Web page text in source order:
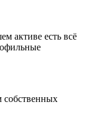
активе есть всё
собственных